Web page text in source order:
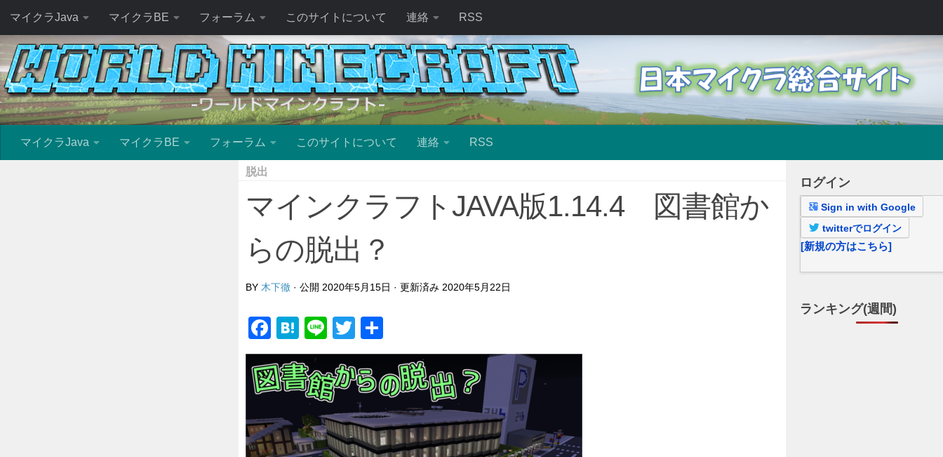
マイクラJava マイクラBE フォーラム このサイトについて 連絡 RSS
マイクラJava マイクラBE フォーラム このサイトについて 連絡 RSS
脱出
マインクラフトJAVA版1.14.4 図書館か
らの脱出？
BY 木下徹 · 公開 2020年5月15日 · 更新済み 2020年5月22日
Facebook
Hatena
LineTwitter
有
ログイン
Sign in with Google
twitterでログイン
[新規の方はこちら]
ランキング(週間)